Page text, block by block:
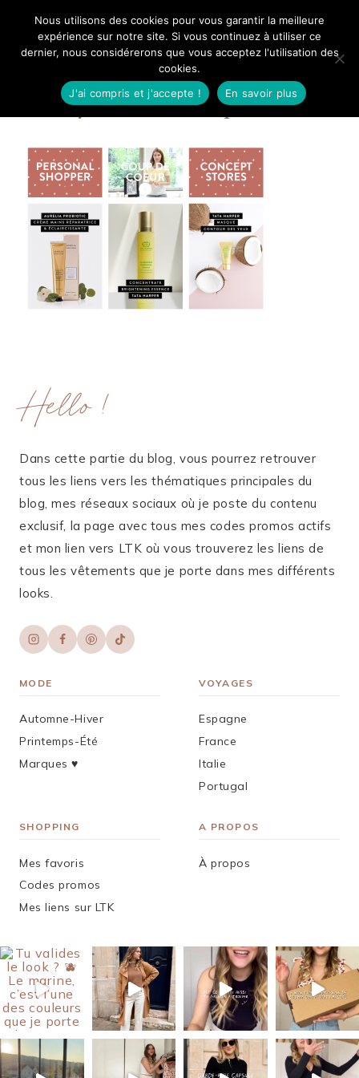
contenuMangue Poudrée
oh my cream concept
Hello !
Dans cette partie du blog, vous pourrez retrouver
tous les liens vers les thématiques principales du
blog, mes réseaux sociaux où je poste du contenu
exclusif, la page avec tous mes codes promos actifs
et mon lien vers LTK où vous trouverez les liens de
tous les vêtements que je porte dans mes différents
looks.
MODE
Automne-Hiver
Printemps-Été
Marques ♥︎
VOYAGES
Espagne
France
Italie
Portugal
SHOPPING
Mes favoris
Codes promos
Mes liens sur LTK
A PROPOS
À propos
Nous utilisons des cookies pour vous garantir la meilleure
expérience sur notre site. Si vous continuez à utiliser ce
dernier, nous considérerons que vous acceptez l'utilisation des
cookies.
J'ai compris et j'accepte !
En savoir plus